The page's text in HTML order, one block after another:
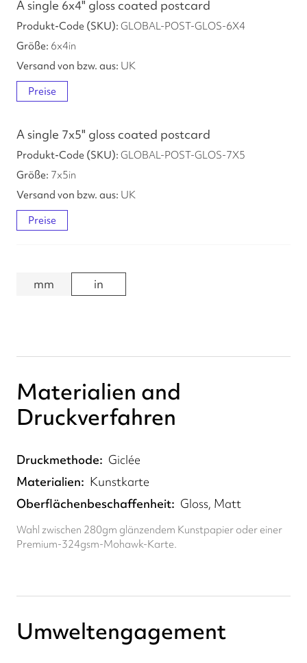
A single 6x4" gloss coated postcard
GLOBAL-POST-GLOS-6X4
6x4in
UK
Preise
A single 7x5" gloss coated postcard
GLOBAL-POST-GLOS-7X5
7x5in
UK
Preise
mm in
Materialien and
Druckverfahren
Druckmethode
Giclée
Materialien
Kunstkarte
Oberflächenbeschaffenheit
Gloss, Matt
Wahl zwischen 280gm glänzendem Kunstpapier oder einer
Premium-324gsm-Mohawk-Karte.
Umweltengagement